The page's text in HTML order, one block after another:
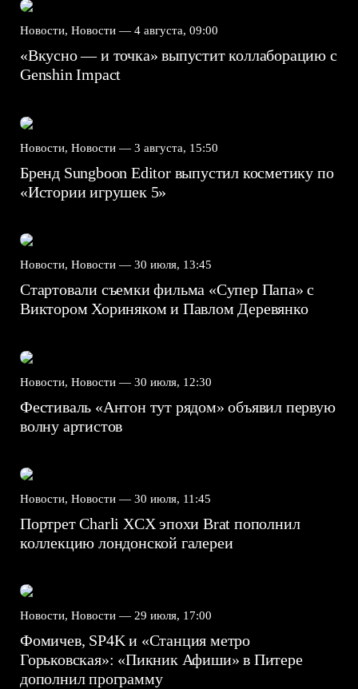
Новости, Новости — 4 августа, 09:00
«Вкусно — и точка» выпустит коллаборацию с
Genshin Impact⁠⁠
Новости, Новости — 3 августа, 15:50
Бренд Sungboon Editor выпустил косметику по
«Истории игрушек 5»
Новости, Новости — 30 июля, 13:45
Стартовали съемки фильма «Супер Папа» с
Виктором Хориняком и Павлом Деревянко
Новости, Новости — 30 июля, 12:30
Фестиваль «Антон тут рядом» объявил первую
волну артистов
Новости, Новости — 30 июля, 11:45
Портрет Charli XCX эпохи Brat пополнил
коллекцию лондонской галереи
Новости, Новости — 29 июля, 17:00
Фомичев, SP4K и «Станция метро
Горьковская»: «Пикник Афиши» в Питере
дополнил программу